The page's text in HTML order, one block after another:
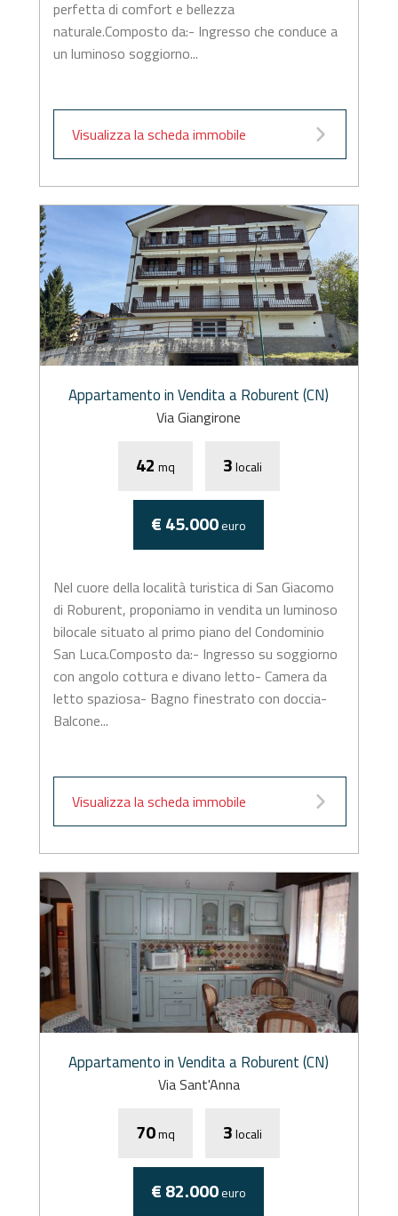
perfetta di comfort e bellezza
naturale.Composto da:- Ingresso che conduce a
un luminoso soggiorno...
Visualizza la scheda immobile
Appartamento in Vendita a Roburent (CN)
Via Giangirone
42 mq 3locali
€ 45.000euro
Nel cuore della località turistica di San Giacomo
di Roburent, proponiamo in vendita un luminoso
bilocale situato al primo piano del Condominio
San Luca.Composto da:- Ingresso su soggiorno
con angolo cottura e divano letto- Camera da
letto spaziosa- Bagno finestrato con doccia-
Balcone...
Visualizza la scheda immobile
Appartamento in Vendita a Roburent (CN)
Via Sant'Anna
70mq 3locali
€ 82.000euro